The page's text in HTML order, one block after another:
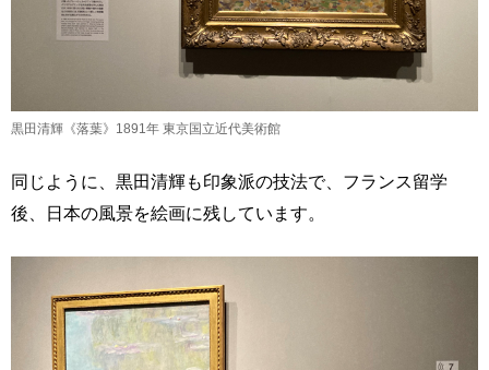
黒田清輝《落葉》1891年 東京国立近代美術館
同じように、黒田清輝も印象派の技法で、フランス留学
後、日本の風景を絵画に残しています。